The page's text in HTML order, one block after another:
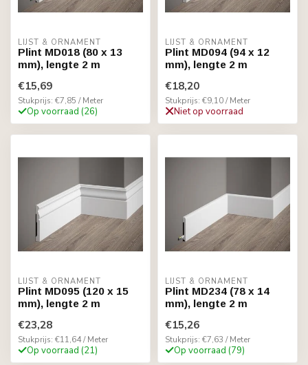
LIJST & ORNAMENT
Plint MD018 (80 x 13
mm), lengte 2 m
€15,69
Stukprijs: €7,85 / Meter
Op voorraad (26)
LIJST & ORNAMENT
Plint MD094 (94 x 12
mm), lengte 2 m
€18,20
Stukprijs: €9,10 / Meter
Niet op voorraad
LIJST & ORNAMENT
Plint MD095 (120 x 15
mm), lengte 2 m
€23,28
Stukprijs: €11,64 / Meter
Op voorraad (21)
LIJST & ORNAMENT
Plint MD234 (78 x 14
mm), lengte 2 m
€15,26
Stukprijs: €7,63 / Meter
Op voorraad (79)